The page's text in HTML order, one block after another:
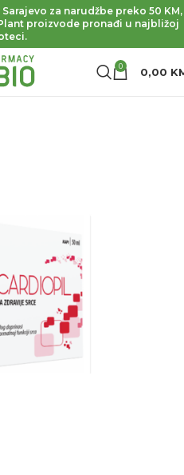
za narudžbe preko 50 KM,
proizvode pronađi u najbližoj
0 0,00